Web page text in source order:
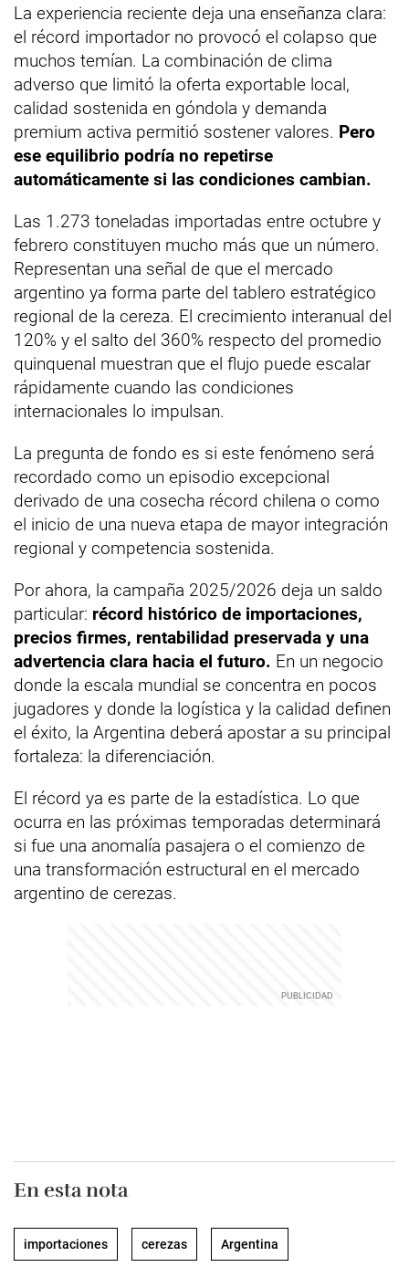
La experiencia reciente deja una enseñanza clara:
el récord importador no provocó el colapso que
muchos temían. La combinación de clima
adverso que limitó la oferta exportable local,
calidad sostenida en góndola y demanda
premium activa permitió sostener valores. Pero
ese equilibrio podría no repetirse
automáticamente si las condiciones cambian.
Las 1.273 toneladas importadas entre octubre y
febrero constituyen mucho más que un número.
Representan una señal de que el mercado
argentino ya forma parte del tablero estratégico
regional de la cereza. El crecimiento interanual del
120% y el salto del 360% respecto del promedio
quinquenal muestran que el flujo puede escalar
rápidamente cuando las condiciones
internacionales lo impulsan.
La pregunta de fondo es si este fenómeno será
recordado como un episodio excepcional
derivado de una cosecha récord chilena o como
el inicio de una nueva etapa de mayor integración
regional y competencia sostenida.
Por ahora, la campaña 2025/2026 deja un saldo
particular: récord histórico de importaciones,
precios firmes, rentabilidad preservada y una
advertencia clara hacia el futuro. En un negocio
donde la escala mundial se concentra en pocos
jugadores y donde la logística y la calidad definen
el éxito, la Argentina deberá apostar a su principal
fortaleza: la diferenciación.
El récord ya es parte de la estadística. Lo que
ocurra en las próximas temporadas determinará
si fue una anomalía pasajera o el comienzo de
una transformación estructural en el mercado
argentino de cerezas.
En esta nota
importaciones cerezas Argentina